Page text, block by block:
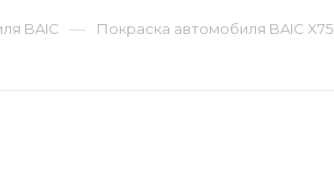
BAIC — Покраска автомобиля BAIC X75